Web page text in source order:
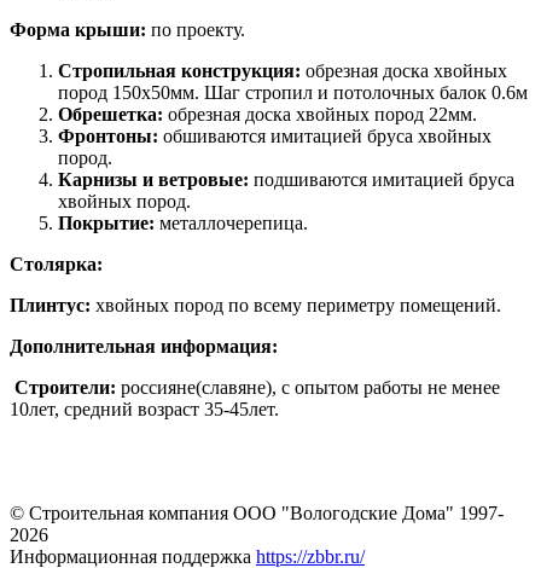
Форма крыши: по проекту.
Стропильная конструкция: обрезная доска хвойных
пород 150х50мм. Шаг стропил и потолочных балок 0.6м
Обрешетка: обрезная доска хвойных пород 22мм.
Фронтоны: обшиваются имитацией бруса хвойных
пород.
Карнизы и ветровые: подшиваются имитацией бруса
хвойных пород.
Покрытие: металлочерепица.
Столярка:
Плинтус: хвойных пород по всему периметру помещений.
Дополнительная информация:
Строители: россияне(славяне), с опытом работы не менее
10лет, средний возраст 35-45лет.
© Строительная компания ООО "Вологодские Дома" 1997-
2026
Информационная поддержка https://zbbr.ru/